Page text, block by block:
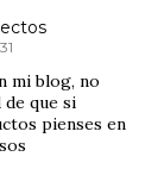
mi blog, no
que si
pienses en